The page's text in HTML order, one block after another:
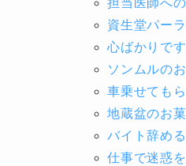
資生堂パー
心ばかりで
ソンムルの
車乗せても
地蔵盆のお
バイト辞め
仕事で迷惑